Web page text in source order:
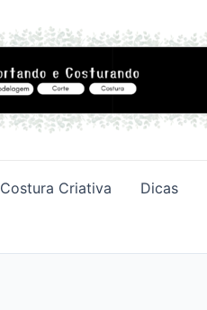
Costura Criativa Dicas